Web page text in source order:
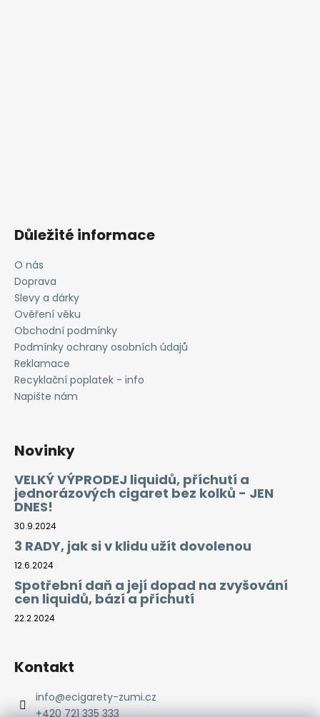
Důležité informace
O nás
Doprava
Slevy a dárky
Ověření věku
Obchodní podmínky
Podmínky ochrany osobních údajů
Reklamace
Recyklační poplatek - info
Napište nám
Novinky
VELKÝ VÝPRODEJ liquidů, příchutí a
jednorázových cigaret bez kolků - JEN
DNES!
30.9.2024
3 RADY, jak si v klidu užít dovolenou
12.6.2024
Spotřební daň a její dopad na zvyšování
cen liquidů, bází a příchutí
22.2.2024
Kontakt
info@ecigarety-zumi.cz
+420 721 335 333